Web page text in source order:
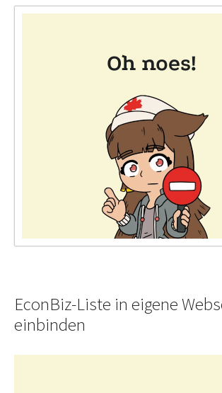
EconBiz-Liste in eigene
einbinden